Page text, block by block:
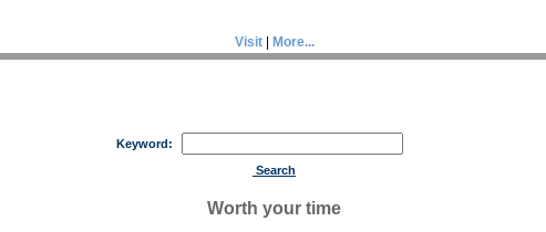
Visit| More...
Keyword:
Search
Worth your time